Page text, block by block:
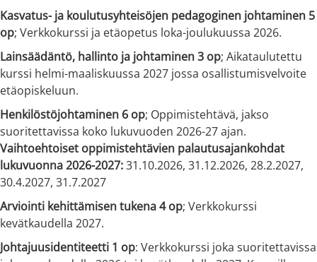
Kasvatus- ja koulutusyhteisöjen pedagoginen johtaminen 5
op; Verkkokurssi ja etäopetus loka-joulukuussa 2026.
Lainsäädäntö, hallinto ja johtaminen 3 op; Aikataulutettu
kurssi helmi-maaliskuussa 2027 jossa osallistumisvelvoite
etäopiskeluun.
Henkilöstöjohtaminen 6 op; Oppimistehtävä, jakso
suoritettavissa koko lukuvuoden 2026-27 ajan.
Vaihtoehtoiset oppimistehtävien palautusajankohdat
lukuvuonna 2026-2027:31.10.2026, 31.12.2026, 28.2.2027,
30.4.2027, 31.7.2027
Arviointi kehittämisen tukena 4 op; Verkkokurssi
kevätkaudella 2027.
Johtajuusidentiteetti 1 op: Verkkokurssi joka suoritettavissa